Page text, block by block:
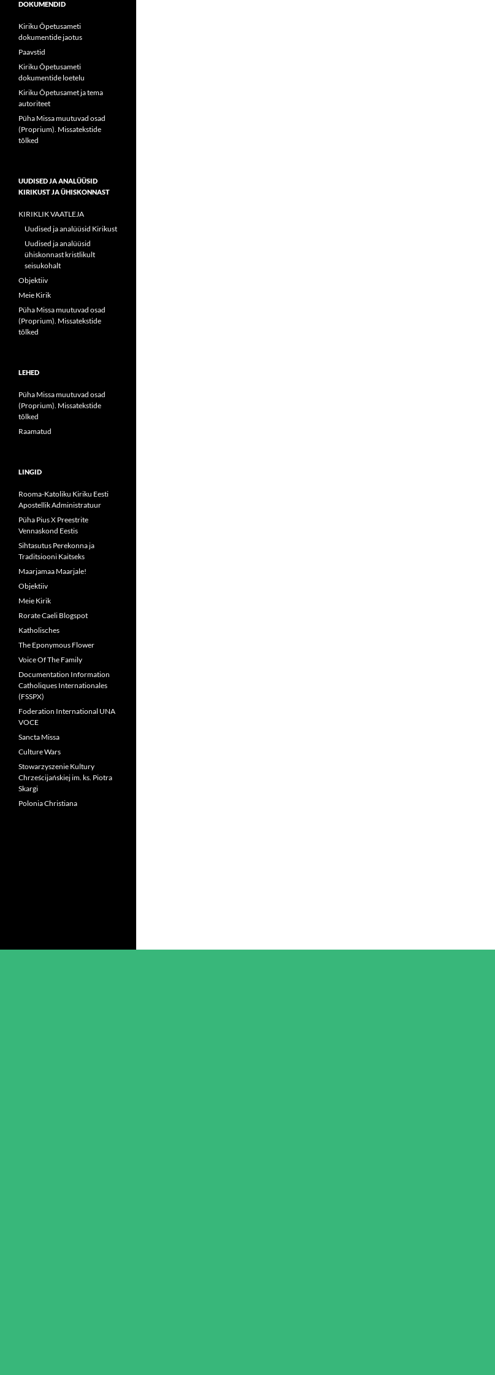
DOKUMENDID
Kiriku Õpetusameti
dokumentide jaotus
Paavstid
Kiriku Õpetusameti
dokumentide loetelu
Kiriku Õpetusamet ja tema
autoriteet
Püha Missa muutuvad osad
(Proprium). Missatekstide
tõlked
UUDISED JA ANALÜÜSID
KIRIKUST JA ÜHISKONNAST
KIRIKLIK VAATLEJA
Uudised ja analüüsid Kirikust
Uudised ja analüüsid
ühiskonnast kristlikult
seisukohalt
Objektiiv
Meie Kirik
Püha Missa muutuvad osad
(Proprium). Missatekstide
tõlked
LEHED
Püha Missa muutuvad osad
(Proprium). Missatekstide
tõlked
Raamatud
LINGID
Rooma-Katoliku Kiriku Eesti
Apostellik Administratuur
Püha Pius X Preestrite
Vennaskond Eestis
Sihtasutus Perekonna ja
Traditsiooni Kaitseks
Maarjamaa Maarjale!
Objektiiv
Meie Kirik
Rorate Caeli Blogspot
Katholisches
The Eponymous Flower
Voice Of The Family
Documentation Information
Catholiques Internationales
(FSSPX)
Foderation International UNA
VOCE
Sancta Missa
Culture Wars
Stowarzyszenie Kultury
Chrześcijańskiej im. ks. Piotra
Skargi
Polonia Christiana